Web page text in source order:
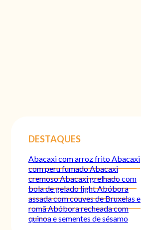
DESTAQUES
Abacaxi com arroz frito Abacaxi
com peru fumadoAbacaxi
cremosoAbacaxi grelhado com
bola de gelado lightAbóbora
assada com couves de Bruxelas e
romãAbóbora recheada com
quinoa e sementes de sésamo